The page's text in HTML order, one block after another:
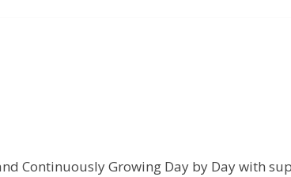
Continuously Growing Day by Day with